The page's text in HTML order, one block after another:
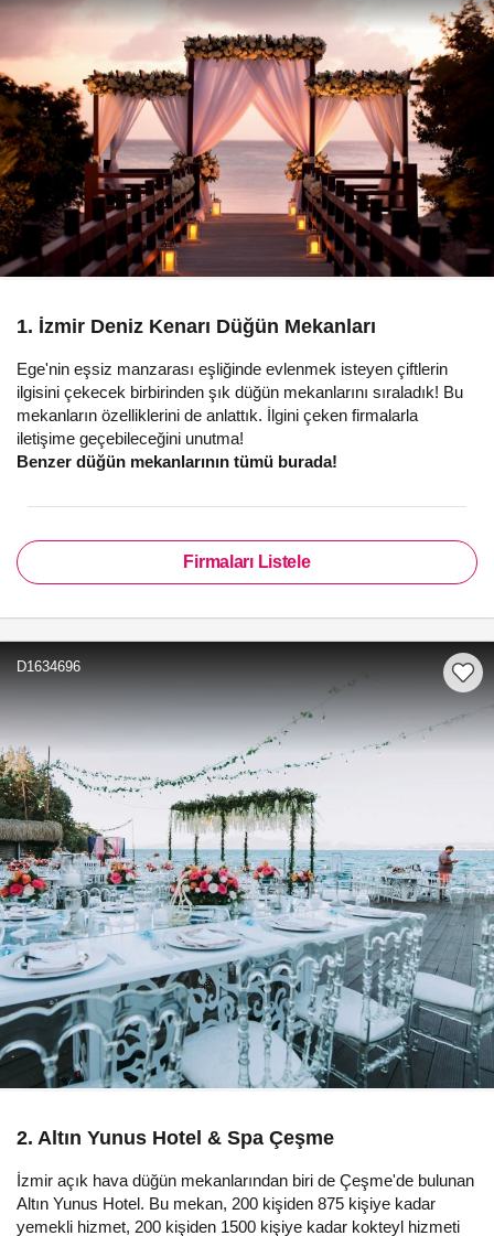
1. İzmir Deniz Kenarı Düğün Mekanları
Ege'nin eşsiz manzarası eşliğinde evlenmek isteyen çiftlerin
ilgisini çekecek birbirinden şık düğün mekanlarını sıraladık! Bu
mekanların özelliklerini de anlattık. İlgini çeken firmalarla
iletişime geçebileceğini unutma!
Benzer düğün mekanlarının tümü burada!
Firmaları Listele
D1634696
2. Altın Yunus Hotel & Spa Çeşme
İzmir açık hava düğün mekanlarından biri de Çeşme'de bulunan
Altın Yunus Hotel. Bu mekan, 200 kişiden 875 kişiye kadar
yemekli hizmet, 200 kişiden 1500 kişiye kadar kokteyl hizmeti